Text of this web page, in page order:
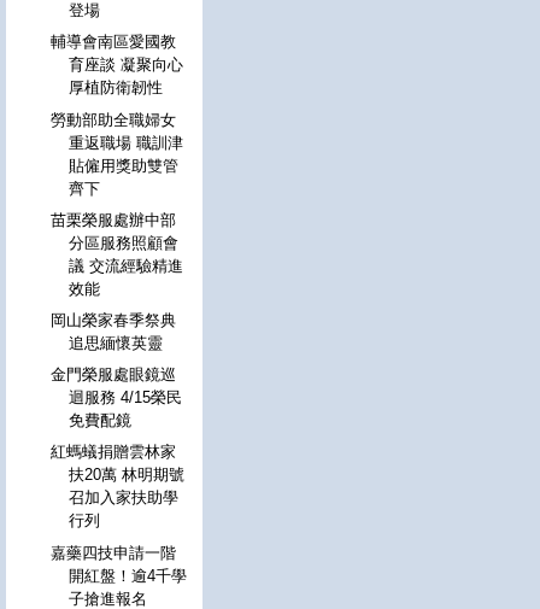
登場
輔導會南區愛國教
育座談 凝聚向心
厚植防衛韌性
勞動部助全職婦女
重返職場 職訓津
貼僱用獎助雙管
齊下
苗栗榮服處辦中部
分區服務照顧會
議 交流經驗精進
效能
岡山榮家春季祭典
追思緬懷英靈
金門榮服處眼鏡巡
迴服務 4/15榮民
免費配鏡
紅螞蟻捐贈雲林家
扶20萬 林明期號
召加入家扶助學
行列
嘉藥四技申請一階
開紅盤！逾4千學
子搶進報名